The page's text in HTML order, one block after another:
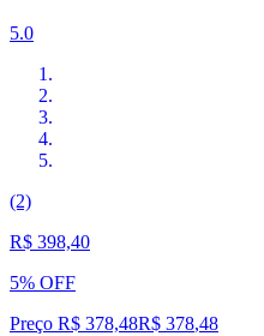
5.0
(2)
R$ 398,40
5% OFF
Preço R$ 378,48R$ 378,48